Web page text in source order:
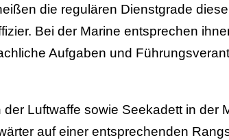
die regulären Dienstgrade
Bei der Marine entsprechen
Aufgaben und
Luftwaffe sowie Seekadett in der
auf einer entsprechenden